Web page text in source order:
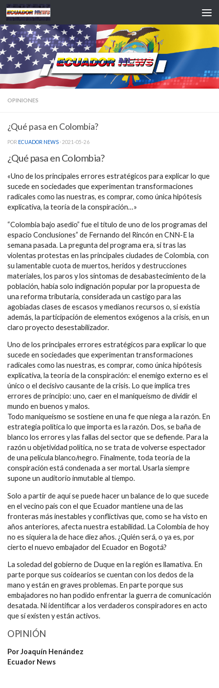
Saltar al contenido
OPINIONES
¿Qué pasa en Colombia?
POR ECUADOR NEWS · 2021-05-26
¿Qué pasa en Colombia?
«Uno de los principales errores estratégicos para explicar lo que
sucede en sociedades que experimentan transformaciones
radicales como las nuestras, es comprar, como única hipótesis
explicativa, la teoría de la conspiración…»
“Colombia bajo asedio” fue el título de uno de los programas del
espacio Conclusiones” de Fernando del Rincón en CNN-E la
semana pasada. La pregunta del programa era, si tras las
violentas protestas en las principales ciudades de Colombia, con
su lamentable cuota de muertos, heridos y destrucciones
materiales, los paros y los síntomas de desabastecimiento de la
población, había solo indignación popular por la propuesta de
una reforma tributaria, considerada un castigo para las
agobiadas clases de escasos y medianos recursos o, si existía
además, la participación de elementos exógenos a la crisis, en un
claro proyecto desestabilizador.
Uno de los principales errores estratégicos para explicar lo que
sucede en sociedades que experimentan transformaciones
radicales como las nuestras, es comprar, como única hipótesis
explicativa, la teoría de la conspiración: el enemigo externo es el
único o el decisivo causante de la crisis. Lo que implica tres
errores de principio: uno, caer en el maniqueísmo de dividir el
mundo en buenos y malos.
Todo maniqueísmo se sostiene en una fe que niega a la razón. En
estrategia política lo que importa es la razón. Dos, se baña de
blanco los errores y las fallas del sector que se defiende. Para la
razón u objetividad política, no se trata de volverse espectador
de una película blanco/negro. Finalmente, toda teoría de la
conspiración está condenada a ser mortal. Usarla siempre
supone un auditorio inmutable al tiempo.
Solo a partir de aquí se puede hacer un balance de lo que sucede
en el vecino país con el que Ecuador mantiene una de las
fronteras más inestables y conflictivas que, como se ha visto en
años anteriores, afecta nuestra estabilidad. La Colombia de hoy
no es siquiera la de hace diez años. ¿Quién será, o ya es, por
cierto el nuevo embajador del Ecuador en Bogotá?
La soledad del gobierno de Duque en la región es llamativa. En
parte porque sus coidearios se cuentan con los dedos de la
mano y están en graves problemas. En parte porque sus
embajadores no han podido enfrentar la guerra de comunicación
desatada. Ni identificar a los verdaderos conspiradores en acto
que sí existen y están activos.
OPINIÓN
Por Joaquín Henández
Ecuador News